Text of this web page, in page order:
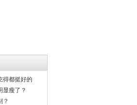
得都挺好的
显瘦了？
？